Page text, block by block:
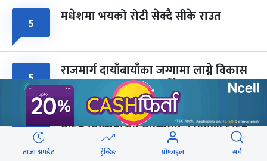
५ मधेशमा भयको रोटी सेक्दै सीके राउत
५ राजमार्ग दायाँबायाँका जग्गामा लाग्ने विकास
कर ५ प्रतिशत बिन्दु बढाइँदै
५ मोहन तिम्सिनाजी- मार्क्सवाद देववाणी होइन,
अपव्याख्या नगरौं
ताजा अपडेट ट्रेन्डिङ प्रोफाइल सर्च